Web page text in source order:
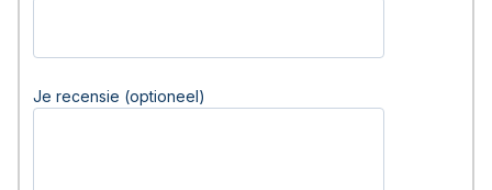
Je recensie (optioneel)